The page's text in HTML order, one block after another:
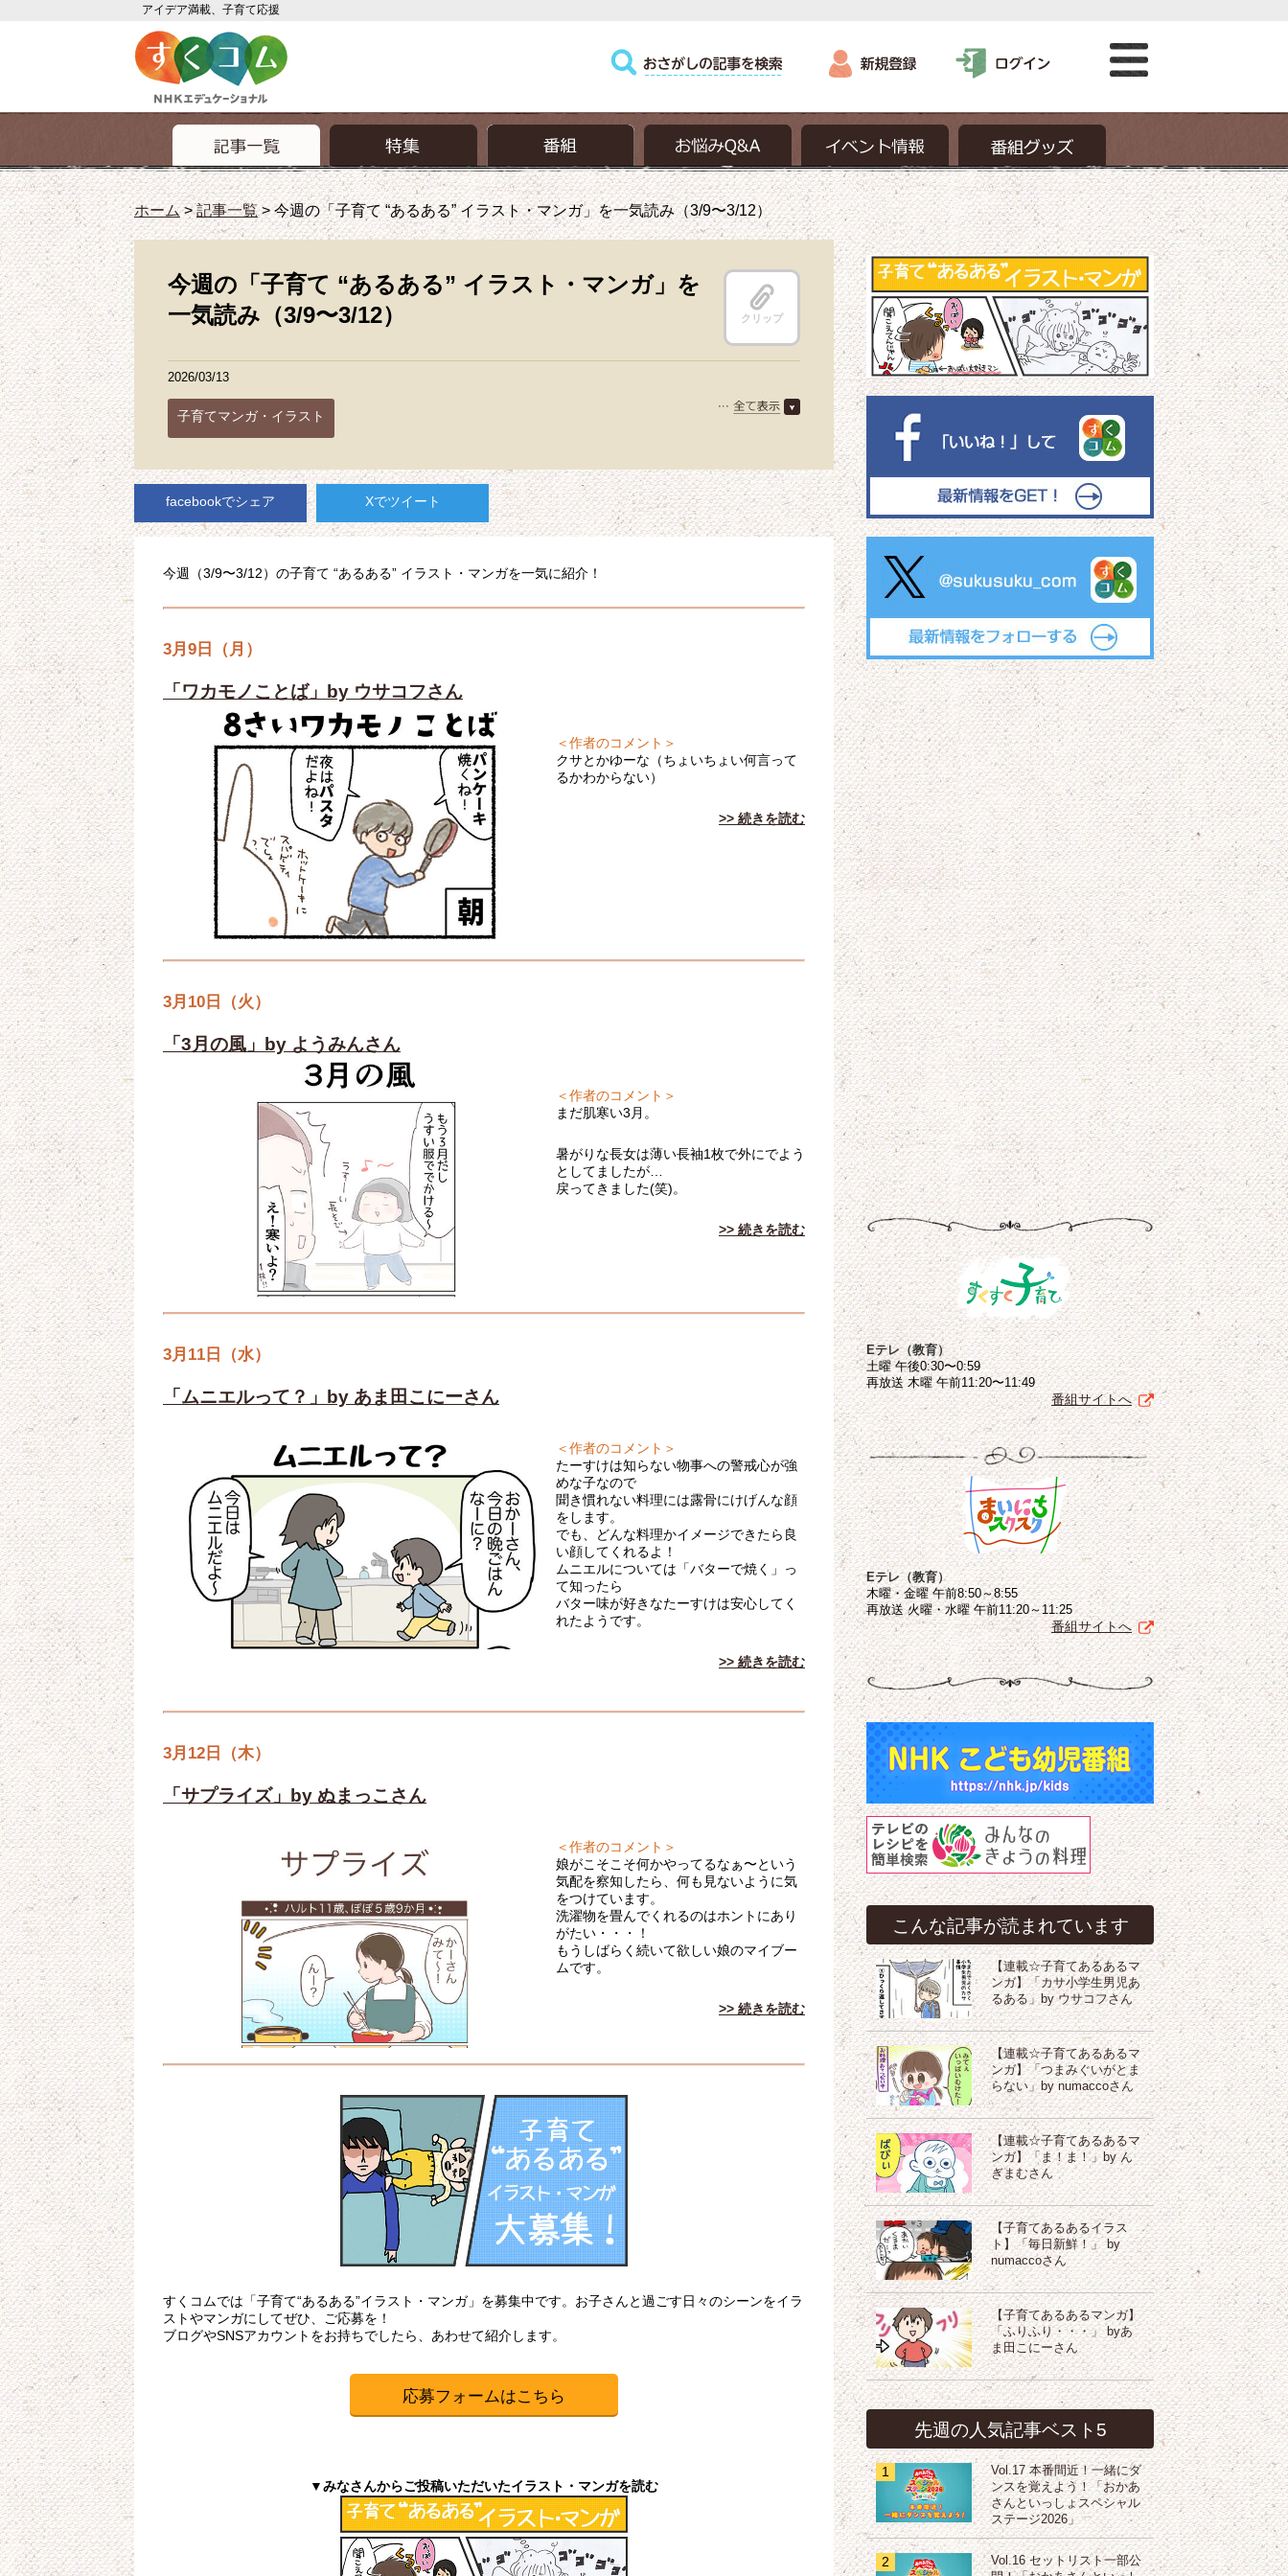
アイデア満載、子育て応援
ホーム>記事一覧>今週の「子育て “あるある” イラスト・マンガ」を一気読み（3/9〜3/12）
今週の「子育て “あるある” イラスト・マンガ」を
一気読み（3/9〜3/12）
クリップ
2026/03/13
子育てマンガ・イラスト
facebookでシェア Xでツイート
今週（3/9〜3/12）の子育て “あるある” イラスト・マンガを一気に紹介！
3月9日（月）
「ワカモノことば」by ウサコフさん
＜作者のコメント＞
クサとかゆーな（ちょいちょい何言って
るかわからない）
>> 続きを読む
3月10日（火）
「3月の風」by ようみんさん
＜作者のコメント＞
まだ肌寒い3月。
暑がりな長女は薄い長袖1枚で外にでよう
としてましたが…
戻ってきました(笑)。
>> 続きを読む
3月11日（水）
「ムニエルって？」by あま田こにーさん
＜作者のコメント＞
たーすけは知らない物事への警戒心が強
めな子なので
聞き慣れない料理には露骨にけげんな顔
をします。
でも、どんな料理かイメージできたら良
い顔してくれるよ！
ムニエルについては「バターで焼く」っ
て知ったら
バター味が好きなたーすけは安心してく
れたようです。
>> 続きを読む
3月12日（木）
「サプライズ」by ぬまっこさん
＜作者のコメント＞
娘がこそこそ何かやってるなぁ〜という
気配を察知したら、何も見ないように気
をつけています。
洗濯物を畳んでくれるのはホントにあり
がたい・・・！
もうしばらく続いて欲しい娘のマイブー
ムです。
>> 続きを読む
すくコムでは「子育て“あるある”イラスト・マンガ」を募集中です。お子さんと過ごす日々のシーンをイラ
ストやマンガにしてぜひ、ご応募を！
ブログやSNSアカウントをお持ちでしたら、あわせて紹介します。
応募フォームはこちら
▼みなさんからご投稿いただいたイラスト・マンガを読む
Eテレ（教育）
土曜 午後0:30〜0:59
再放送 木曜 午前11:20〜11:49
番組サイトへ
Eテレ（教育）
木曜・金曜 午前8:50～8:55
再放送 火曜・水曜 午前11:20～11:25
番組サイトへ
こんな記事が読まれています
【連載☆子育てあるあるマ
ンガ】「カサ小学生男児あ
るある」by ウサコフさん
【連載☆子育てあるあるマ
ンガ】「つまみぐいがとま
らない」by numaccoさん
【連載☆子育てあるあるマ
ンガ】「ま！ま！」by ん
ぎまむさん
【子育てあるあるイラス
ト】「毎日新鮮！」 by
numaccoさん
【子育てあるあるマンガ】
「ふりふり・・・」 byあ
ま田こにーさん
先週の人気記事ベスト5
1
Vol.17 本番間近！一緒にダ
ンスを覚えよう！「おかあ
さんといっしょスペシャル
ステージ2026」
2
Vol.16 セットリスト一部公